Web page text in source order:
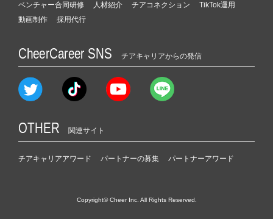
ベンチャー合同研修
人材紹介 チアコネクション
TikTok運用
動画制作
採用代行
CheerCareer SNS チアキャリアからの発信
OTHER 関連サイト
チアキャリアアワード パートナーの募集 パートナーアワード
Copyright© Cheer Inc. All Rights Reserved.